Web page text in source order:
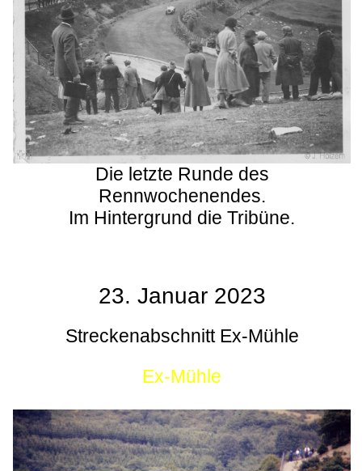
Die letzte Runde des
Rennwochenendes.
Im Hintergrund die Tribüne.
23. Januar 2023
Streckenabschnitt Ex-Mühle
Ex-Mühle